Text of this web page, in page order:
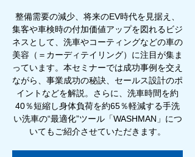
整備需要の減少、将来のEV時代を見据え、
集客や車検時の付加価値アップを図れるビジ
ネスとして、洗車やコーティングなどの車の
美容（＝カーディテイリング）に注目が集ま
っています。本セミナーでは成功事例を交え
ながら、事業成功の秘訣、セールス設計のポ
イントなどを解説。さらに、洗車時間を約
40％短縮し身体負荷を約65％軽減する手洗
い洗車の“最適化”ツール「WASHMAN」につ
いてもご紹介させていただきます。